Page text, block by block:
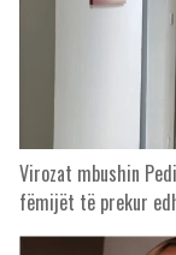
Virozat mbushin
fëmijët të prekur